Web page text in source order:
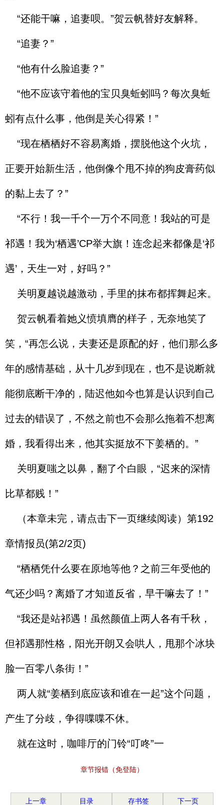
“还能干嘛，追妻呗。”贺云帆替好友解释。
“追妻？”
“他有什么脸追妻？”
“他不应该守着他的宝贝臭蚯蚓吗？每次臭蚯
蚓有点什么事，他倒是关心得紧！”
“现在栖栖好不容易离婚，摆脱他这个火坑，
正要开始新生活，他倒像个甩不掉的狗皮膏药似
的黏上去了？”
“不行！我一千个一万个不同意！我站的可是
祁遇！我为‘栖遇’CP举大旗！连念起来都像是‘祁
遇’，天生一对，好吗？”
关明夏越说越激动，手里的抹布都挥舞起来。
贺云帆看着她义愤填膺的样子，无奈地笑了
笑，“再怎么说，夫妻还是原配的好，他们那么多
年的感情基础，从十几岁到现在，也不是说断就
能彻底断干净的，陆迟他如今也算是认识到自己
过去的错误了，不然之前也不会那么拖着不想离
婚，我看得出来，他其实挺放不下姜栖的。”
关明夏嗤之以鼻，翻了个白眼，“迟来的深情
比草都贱！”
（本章未完，请点击下一页继续阅读）第192
章情报员(第2/2页)
“栖栖凭什么要在原地等他？之前三年受他的
气还少吗？离婚了才知道反省，早干嘛去了！”
“我还是站祁遇！虽然颜值上两人各有千秋，
但祁遇那性格，阳光开朗又会哄人，甩那个冰块
脸一百零八条街！”
两人就“姜栖到底应该和谁在一起”这个问题，
产生了分歧，争得喋喋不休。
就在这时，咖啡厅的门铃“叮咚”一
章节报错（免登陆）
上一章 目录 存书签 下一页